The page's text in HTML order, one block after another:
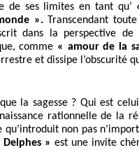
de ses limites en tant qu’
».Transcendant
dans la perspective de
comme « amour de la
et dissipe l’obscurité
que la sagesse ? Qui est
rationnelle de la
non pas
» est une invite